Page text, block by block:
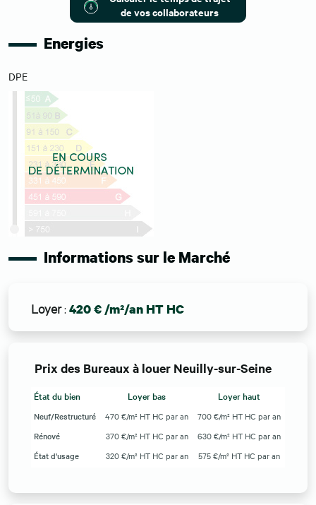
de vos collaborateurs
Energies
DPE
Informations sur le Marché
Loyer: 420 € /m²/an HT HC
Prix des Bureaux à louer Neuilly-sur-Seine
État du bien Loyer bas Loyer haut
Neuf/Restructuré 470 €/m² HT HC par an
700 €/m² HT HC par an
Rénové
370 €/m² HT HC par an
630 €/m² HT HC par an
État d'usage
320 €/m² HT HC par an 575 €/m² HT HC par an